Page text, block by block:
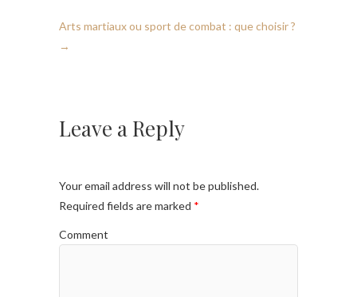
Arts martiaux ou sport de combat : que choisir ?
→
Leave a Reply
Your email address will not be published.
Required fields are marked *
Comment